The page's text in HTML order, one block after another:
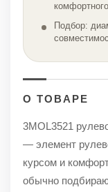
Подбор:
О ТОВАРЕ
3MOL3521
— элемент
курсом и
обычно